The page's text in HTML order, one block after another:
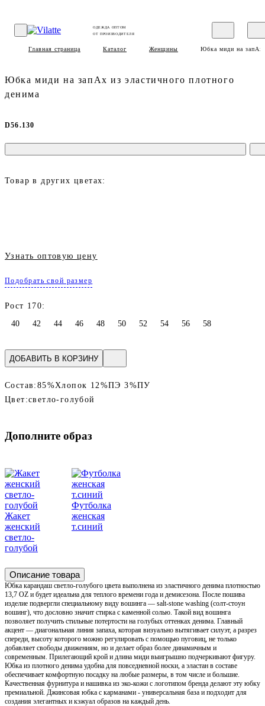
ОДЕЖДА ОПТОМ
ОТ ПРОИЗВОДИТЕЛЯ
Главная страница Каталог Женщины Юбка миди на запАх
Юбка миди на запАх из эластичного плотного
денима
D56.130
Товар в других цветах:
Узнать оптовую цену
Подобрать свой размер
Рост 170:
40
42 44 46 48 50 52 54 56 58
ДОБАВИТЬ В КОРЗИНУ
Состав: 85%Хлопок 12%ПЭ 3%ПУ
Цвет:светло-голубой
Дополните образ
Жакет
женский
светло-
голубой
Футболка
женская
т.синий
Описание товара
Юбка карандаш светло-голубого цвета выполнена из эластичного денима плотностью
13,7 OZ и будет идеальна для теплого времени года и демисезона. После пошива
изделие подвергли специальному виду вошинга — salt-stone washing (солт-стоун
вошинг), что дословно значит стирка с каменной солью. Такой вид вошинга
позволяет получить стильные потертости на голубых оттенках денима. Главный
акцент — диагональная линия запаха, которая визуально вытягивает силуэт, а разрез
спереди, высоту которого можно регулировать с помощью пуговиц, не только
добавляет свободы движениям, но и делает образ более динамичным и
современным. Прилегающий крой и длина миди выигрышно подчеркивают фигуру.
Юбка из плотного денима удобна для повседневной носки, а эластан в составе
обеспечивает комфортную посадку на любые размеры, в том числе и большие.
Качественная фурнитура и нашивка из эко-кожи с логотипом бренда делают эту юбку
премиальной. Джинсовая юбка с карманами - универсальная база и подходит для
создания элегантных и кэжуал образов на каждый день.